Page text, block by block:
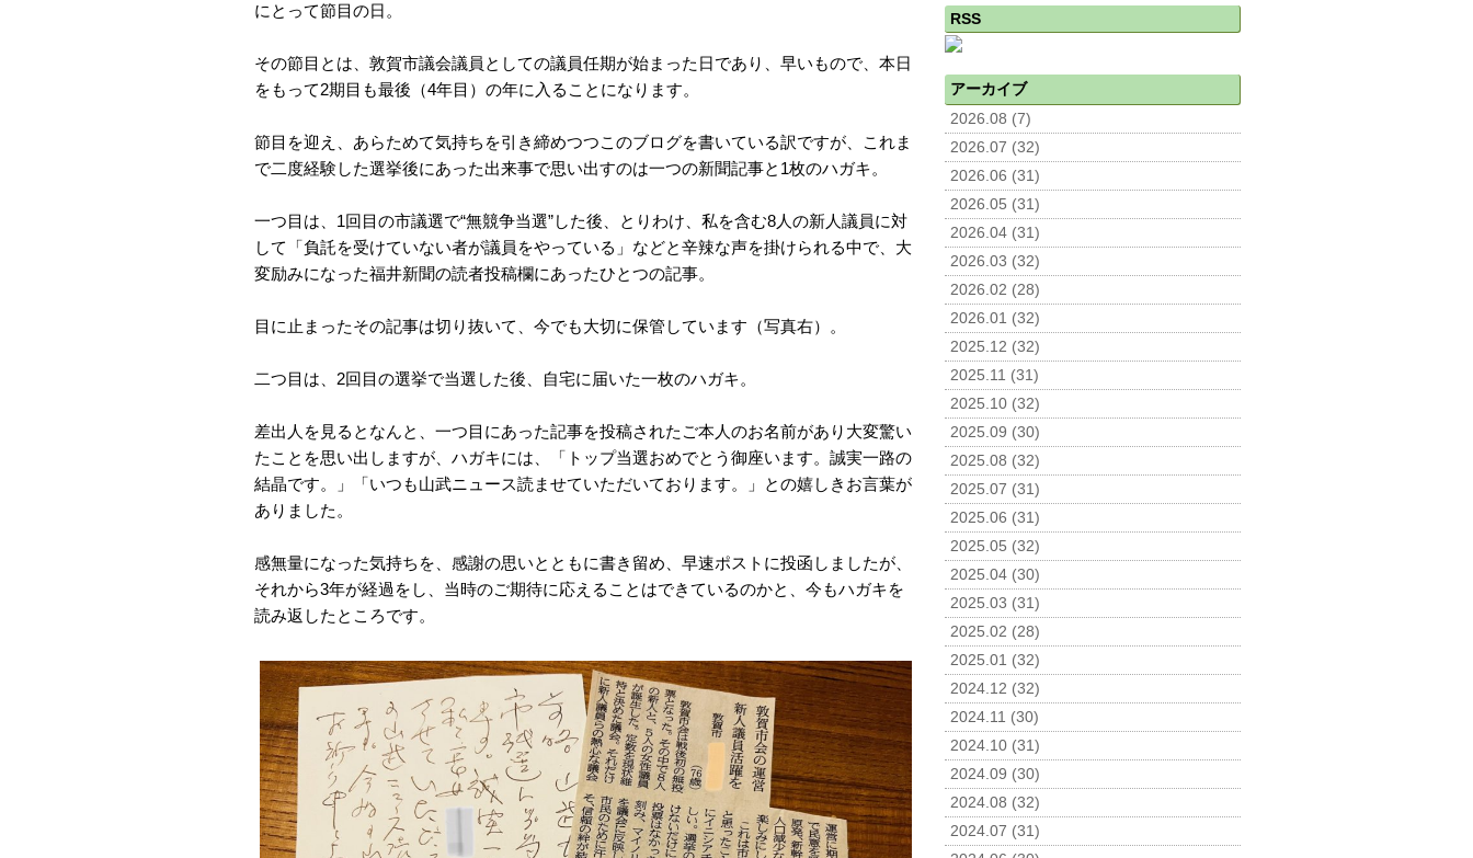
にとって節目の日。
その節目とは、敦賀市議会議員としての議員任期が始まった日であり、早いもので、本日
をもって2期目も最後（4年目）の年に入ることになります。
節目を迎え、あらためて気持ちを引き締めつつこのブログを書いている訳ですが、これま
で二度経験した選挙後にあった出来事で思い出すのは一つの新聞記事と1枚のハガキ。
一つ目は、1回目の市議選で“無競争当選”した後、とりわけ、私を含む8人の新人議員に対
して「負託を受けていない者が議員をやっている」などと辛辣な声を掛けられる中で、大
変励みになった福井新聞の読者投稿欄にあったひとつの記事。
目に止まったその記事は切り抜いて、今でも大切に保管しています（写真右）。
二つ目は、2回目の選挙で当選した後、自宅に届いた一枚のハガキ。
差出人を見るとなんと、一つ目にあった記事を投稿されたご本人のお名前があり大変驚い
たことを思い出しますが、ハガキには、「トップ当選おめでとう御座います。誠実一路の
結晶です。」「いつも山武ニュース読ませていただいております。」との嬉しきお言葉が
ありました。
感無量になった気持ちを、感謝の思いとともに書き留め、早速ポストに投函しましたが、
それから3年が経過をし、当時のご期待に応えることはできているのかと、今もハガキを
読み返したところです。
RSS
アーカイブ
2026.08 (7)
2026.07 (32)
2026.06 (31)
2026.05 (31)
2026.04 (31)
2026.03 (32)
2026.02 (28)
2026.01 (32)
2025.12 (32)
2025.11 (31)
2025.10 (32)
2025.09 (30)
2025.08 (32)
2025.07 (31)
2025.06 (31)
2025.05 (32)
2025.04 (30)
2025.03 (31)
2025.02 (28)
2025.01 (32)
2024.12 (32)
2024.11 (30)
2024.10 (31)
2024.09 (30)
2024.08 (32)
2024.07 (31)